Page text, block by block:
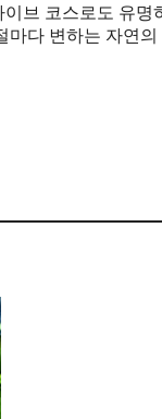
브 코스로도 유명
마다 변하는 자연의